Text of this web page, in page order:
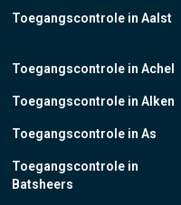
Toegangscontrole in Aalst
Toegangscontrole in Achel
Toegangscontrole in Alken
Toegangscontrole in As
Toegangscontrole in
Batsheers